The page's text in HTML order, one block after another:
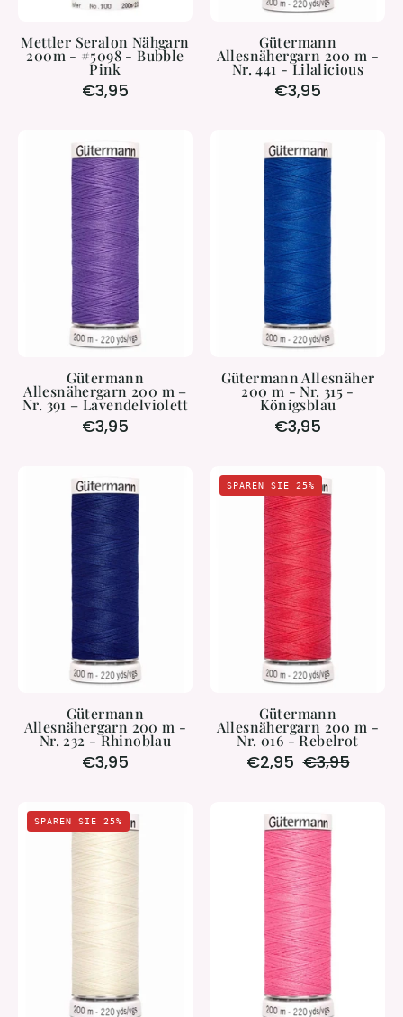
Mettler Seralon Nähgarn
200m - #5098 - Bubble
Pink
€3,95
Gütermann
Allesnähergarn 200 m -
Nr. 441 - Lilalicious
€3,95
Allesnähergarn
200
m
–
Nr.
391
–
Lavendelviolett
Gütermann
Allesnähergarn 200 m –
Nr. 391 – Lavendelviolett
€3,95
Allesnäher
200
m
-
Nr.
315
-
Königsblau
Gütermann Allesnäher
200 m - Nr. 315 -
Königsblau
€3,95
Allesnähergarn
200
m
-
Nr.
232
-
Rhinoblau
Gütermann
Allesnähergarn 200 m -
Nr. 232 - Rhinoblau
€3,95
Gütermann
200
m
-
Nr.
016
-
Rebelrot
SPAREN SIE 25%
Gütermann
Allesnähergarn 200 m -
Nr. 016 - Rebelrot
€2,95 €3,95
Gütermann
Allesnähgarn
200m
SPAREN SIE 25%
Gütermann
200
m
–
Nr.
728
–
Korallenrot